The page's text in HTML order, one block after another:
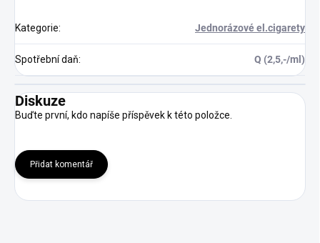
Kategorie: Jednorázové el.cigarety
Spotřební daň: Q (2,5,-/ml)
Diskuze
Buďte první, kdo napíše příspěvek k této položce.
Přidat komentář